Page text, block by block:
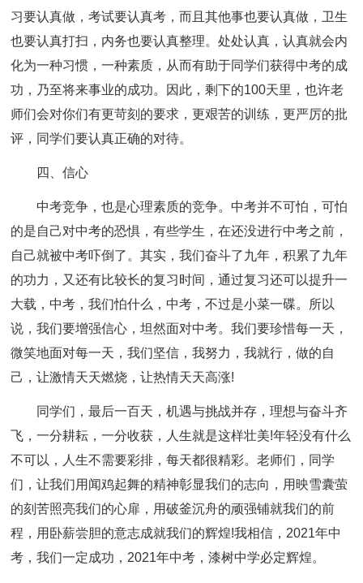
习要认真做，考试要认真考，而且其他事也要认真做，卫生
也要认真打扫，内务也要认真整理。处处认真，认真就会内
化为一种习惯，一种素质，从而有助于同学们获得中考的成
功，乃至将来事业的成功。因此，剩下的100天里，也许老
师们会对你们有更苛刻的要求，更艰苦的训练，更严厉的批
评，同学们要认真正确的对待。
四、信心
中考竞争，也是心理素质的竞争。中考并不可怕，可怕
的是自己对中考的恐惧，有些学生，在还没进行中考之前，
自己就被中考吓倒了。其实，我们奋斗了九年，积累了九年
的功力，又还有比较长的复习时间，通过复习还可以提升一
大载，中考，我们怕什么，中考，不过是小菜一碟。所以
说，我们要增强信心，坦然面对中考。我们要珍惜每一天，
微笑地面对每一天，我们坚信，我努力，我就行，做的自
己，让激情天天燃烧，让热情天天高涨!
同学们，最后一百天，机遇与挑战并存，理想与奋斗齐
飞，一分耕耘，一分收获，人生就是这样壮美!年轻没有什么
不可以，人生不需要彩排，每天都很精彩。老师们，同学
们，让我们用闻鸡起舞的精神彰显我们的志向，用映雪囊萤
的刻苦照亮我们的心扉，用破釜沉舟的顽强铺就我们的前
程，用卧薪尝胆的意志成就我们的辉煌!我相信，2021年中
考，我们一定成功，2021年中考，漆树中学必定辉煌。